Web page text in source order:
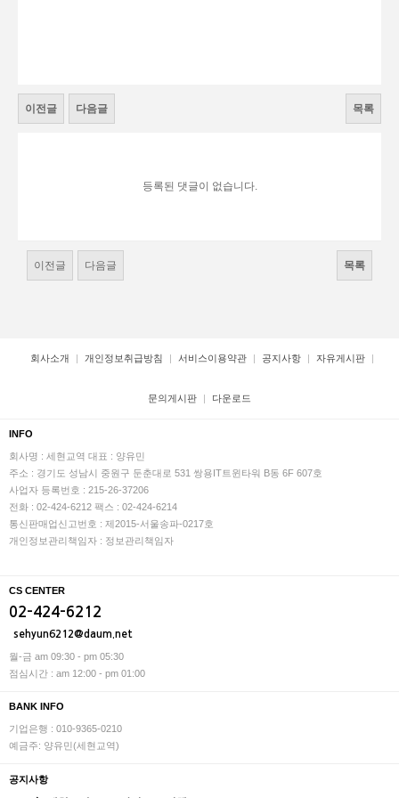
이전글 다음글 목록
등록된 댓글이 없습니다.
이전글 다음글 목록
회사소개 개인정보취급방침 서비스이용약관 공지사항 자유게시판
문의게시판 다운로드
INFO
회사명 : 세현교역 대표 : 양유민
주소 : 경기도 성남시 중원구 둔춘대로 531 쌍용IT트윈타워 B동 6F 607호
사업자 등록번호 : 215-26-37206
전화 : 02-424-6212 팩스 : 02-424-6214
통신판매업신고번호 : 제2015-서울송파-0217호
개인정보관리책임자 : 정보관리책임자
CS CENTER
02-424-6212
sehyun6212@daum.net
월-금 am 09:30 - pm 05:30
점심시간 : am 12:00 - pm 01:00
BANK INFO
기업은행 : 010-9365-0210
예금주: 양유민(세현교역)
공지사항